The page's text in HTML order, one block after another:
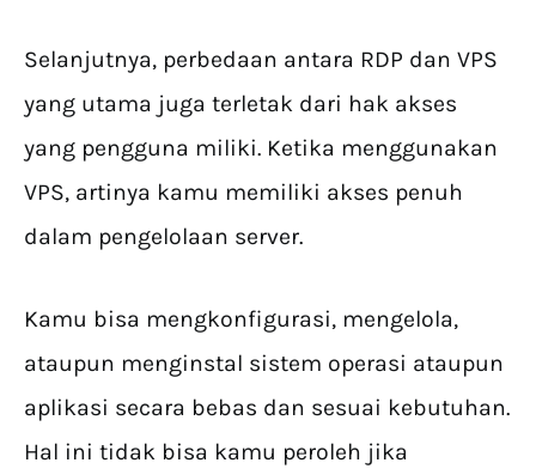
Selanjutnya, perbedaan antara RDP dan VPS
yang utama juga terletak dari hak akses
yang pengguna miliki. Ketika menggunakan
VPS, artinya kamu memiliki akses penuh
dalam pengelolaan server.
Kamu bisa mengkonfigurasi, mengelola,
ataupun menginstal sistem operasi ataupun
aplikasi secara bebas dan sesuai kebutuhan.
Hal ini tidak bisa kamu peroleh jika